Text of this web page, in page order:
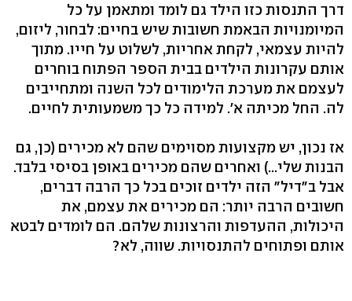
דרך התנסות כזו הילד גם לומד ומתאמן על כל
המיומנויות הבאמת חשובות שיש בחיים: לבחור, ליזום,
להיות עצמאי, לקחת אחריות, לשלוט על חייו. מתוך
אותם עקרונות הילדים בבית הספר הפתוח בוחרים
לעצמם את מערכת הלימודים לכל השנה ומתחייבים
לה. החל מכיתה א'. למידה כל כך משמעותית לחיים.
אז נכון, יש מקצועות מסוימים שהם לא מכירים (כן, גם
הבנות שלי...) ואחרים שהם מכירים באופן בסיסי בלבד.
אבל ב"דיל" הזה ילדים זוכים בכל כך הרבה דברים,
חשובים הרבה יותר: הם מכירים את עצמם, את
היכולות, ההעדפות והרצונות שלהם. הם לומדים לבטא
אותם ופתוחים להתנסויות. שווה, לא?